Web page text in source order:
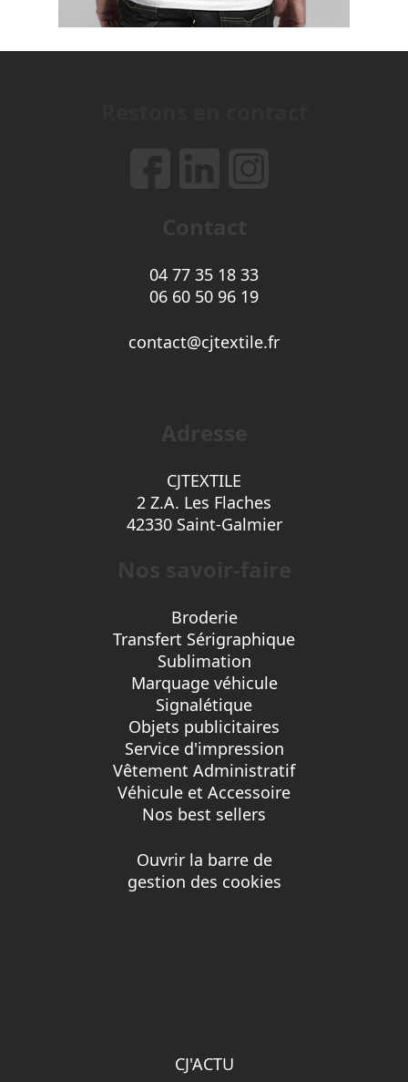
04 77 35 18 33
06 60 50 96 19
contact@cjtextile.fr
CJTEXTILE
2 Z.A. Les Flaches
42330 Saint-Galmier
Broderie
Transfert Sérigraphique
Sublimation
Marquage véhicule
Signalétique
Objets publicitaires
Service d'impression
Vêtement Administratif
Véhicule et Accessoire
Nos best sellers
Ouvrir la barre de
gestion des cookies
CJ'ACTU